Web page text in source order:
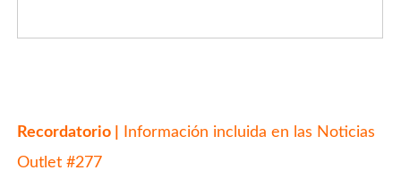
Recordatorio | Información incluida en las Noticias
Outlet #277